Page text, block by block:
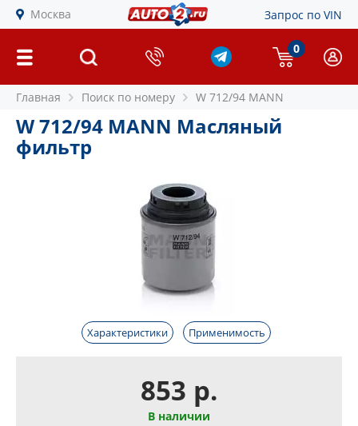
Москва Запрос по VIN
0
Главная Поиск по номеру W 712/94 MANN
W 712/94 MANN Масляный
фильтр
Характеристики Применимость
853 р.
В наличии